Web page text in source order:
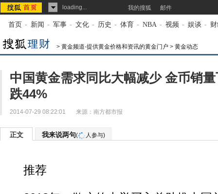
loading... 我的搜狐 邮件
首页 - 新闻 - 军事 - 文化 - 历史 - 体育 - NBA - 视频 - 娱谈 -
> 黄金频道-提供黄金价格和资讯的黄金门户 > 黄金动态
中国黄金需求同比大幅减少 金币销
跌44%
2014-07-29 08:22:01 来源： 南方都市报
正文 我来说两句( 人参与)
推荐